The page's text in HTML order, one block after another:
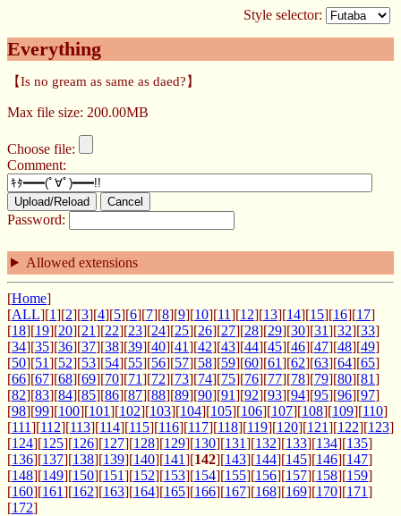
Style selector:
Everything
【Is no gream as same as daed?】
Max file size: 200.00MB
Choose file:
Comment:
Upload/Reload Cancel
Password:
Allowed extensions
[Home]
[ALL][1][2][3][4][5][6][7][8][9][10][11][12][13][14][15][16][17]
[18][19][20][21][22][23][24][25][26][27][28][29][30][31][32][33]
[34][35][36][37][38][39][40][41][42][43][44][45][46][47][48][49]
[50][51][52][53][54][55][56][57][58][59][60][61][62][63][64][65]
[66][67][68][69][70][71][72][73][74][75][76][77][78][79][80][81]
[82][83][84][85][86][87][88][89][90][91][92][93][94][95][96][97]
[98][99][100][101][102][103][104][105][106][107][108][109][110]
[111][112][113][114][115][116][117][118][119][120][121][122][123]
[124][125][126][127][128][129][130][131][132][133][134][135]
[136][137][138][139][140][141][142][143][144][145][146][147]
[148][149][150][151][152][153][154][155][156][157][158][159]
[160][161][162][163][164][165][166][167][168][169][170][171]
[172]